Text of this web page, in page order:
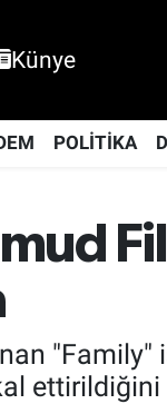
Künye
POLİTİKA
"Family"